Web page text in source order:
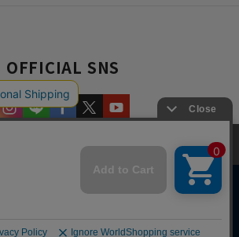
OFFICIAL SNS
TRADING Co.,Ltd. All Rights Reserved
覧体験とコンテンツ改善のためにCookieを使用
ることで、Cookieの使用に同意したものとみな
同意して閉じる